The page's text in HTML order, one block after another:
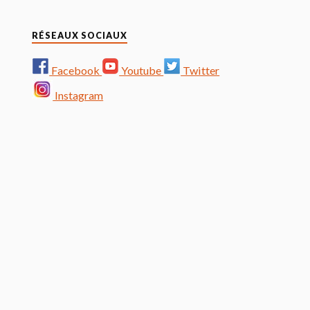
RÉSEAUX SOCIAUX
Facebook Youtube
Twitter
Instagram